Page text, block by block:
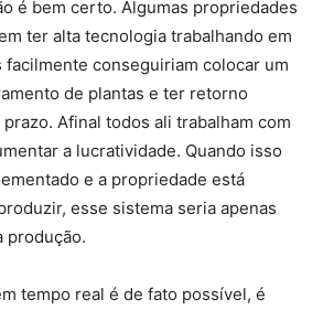
é bem certo. Algumas propriedades
ter alta tecnologia trabalhando em
conseguiriam colocar um
de plantas e ter retorno
Afinal todos ali trabalham com
a lucratividade. Quando isso
e a propriedade está
esse sistema seria apenas
produção.
tempo real é de fato possível, é